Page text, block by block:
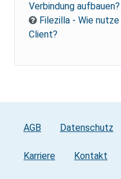
Verbindung aufbauen?
Filezilla - Wie
Client?
AGB Datenschutz
Karriere Kontakt